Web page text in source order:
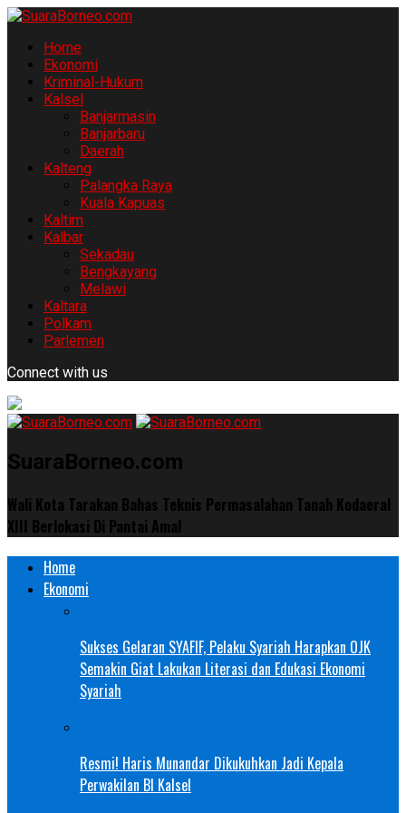
Home
Ekonomi
Kriminal-Hukum
Kalsel
Banjarmasin
Banjarbaru
Daerah
Kalteng
Palangka Raya
Kuala Kapuas
Kaltim
Kalbar
Sekadau
Bengkayang
Melawi
Kaltara
Polkam
Parlemen
Connect with us
SuaraBorneo.com
Wali Kota Tarakan Bahas Teknis Permasalahan Tanah Kodaeral
XIII Berlokasi Di Pantai Amal
Home
Ekonomi
Sukses Gelaran SYAFIF, Pelaku Syariah Harapkan OJK
Semakin Giat Lakukan Literasi dan Edukasi Ekonomi
Syariah
Resmi! Haris Munandar Dikukuhkan Jadi Kepala
Perwakilan BI Kalsel